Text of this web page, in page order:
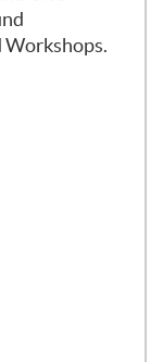
Workshops.